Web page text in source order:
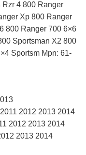
Rzr 4 800 Ranger
Xp 800 Ranger
800 Ranger 700 6×6
Sportsman X2 800
Sportsm Mpn: 61-
2012 2013 2014
2012 2013 2014
2013 2014